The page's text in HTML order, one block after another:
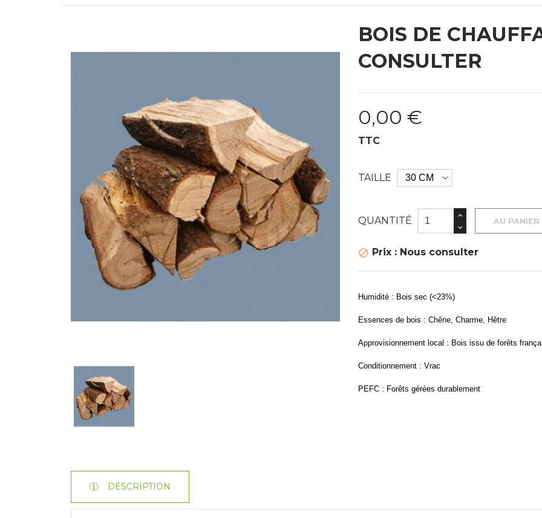
BOIS DE
CONSULTER
0,00 €
TTC
TAILLE
QUANTITÉ AU PANIER
 Prix : Nous consulter
Humidité : Bois sec (<23%)
Essences de bois : Chêne, Charme, Hêtre
Approvisionnement local : Bois issu de forêts
Conditionnement : Vrac
PEFC : Forêts gérées durablement
DESCRIPTION